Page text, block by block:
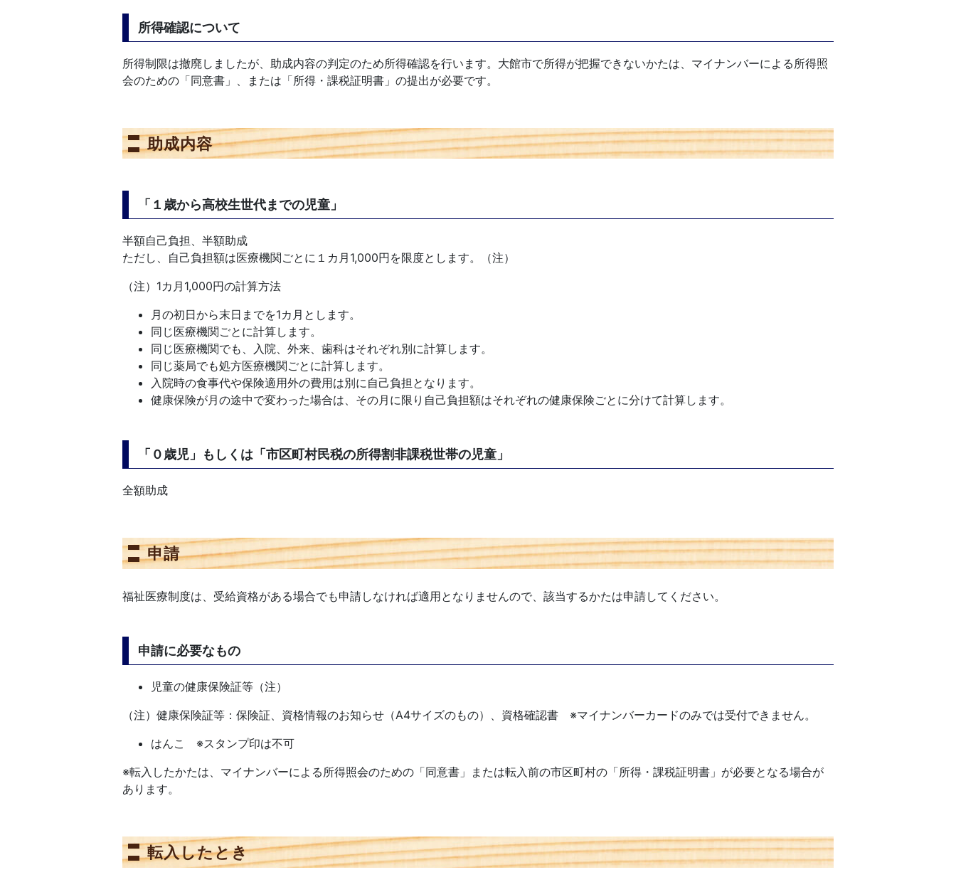
所得確認について
所得制限は撤廃しましたが、助成内容の判定のため所得確認を行います。大館市で所得が把握できないかたは、マイナンバーによる所得照
会のための「同意書」、または「所得・課税証明書」の提出が必要です。
助成内容
「１歳から高校生世代までの児童」
半額自己負担、半額助成
ただし、自己負担額は医療機関ごとに１カ月1,000円を限度とします。（注）
（注）1カ月1,000円の計算方法
月の初日から末日までを1カ月とします。
同じ医療機関ごとに計算します。
同じ医療機関でも、入院、外来、歯科はそれぞれ別に計算します。
同じ薬局でも処方医療機関ごとに計算します。
入院時の食事代や保険適用外の費用は別に自己負担となります。
健康保険が月の途中で変わった場合は、その月に限り自己負担額はそれぞれの健康保険ごとに分けて計算します。
「０歳児」もしくは「市区町村民税の所得割非課税世帯の児童」
全額助成
申請
福祉医療制度は、受給資格がある場合でも申請しなければ適用となりませんので、該当するかたは申請してください。
申請に必要なもの
児童の健康保険証等（注）
（注）健康保険証等：保険証、資格情報のお知らせ（A4サイズのもの）、資格確認書 ※マイナンバーカードのみでは受付できません。
はんこ ※スタンプ印は不可
※転入したかたは、マイナンバーによる所得照会のための「同意書」または転入前の市区町村の「所得・課税証明書」が必要となる場合が
あります。
転入したとき